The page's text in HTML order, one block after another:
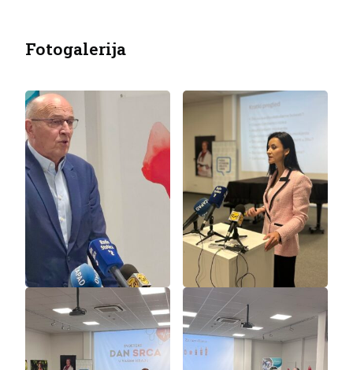
Fotogalerija